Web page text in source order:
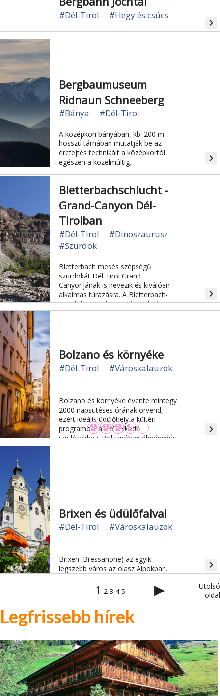
#Dél-Tirol #Hegy és csúcs
navigate_next
Bergbaumuseum
Ridnaun Schneeberg
#Bánya #Dél-Tirol
A középkori bányában, kb. 200 m
hosszú tárnában mutatják be az
ércfejtés technikáit a középkortól
egészen a közelmúltig.
navigate_next
Bletterbachschlucht -
Grand-Canyon Dél-
Tirolban
#Dél-Tirol
#Dinoszaurusz
#Szurdok
Bletterbach mesés szépségű
szurdokát Dél-Tirol Grand
Canyonjának is nevezik és kiválóan
alkalmas túrázásra. A Bletterbach-
szurdok 2009 óta a világörökség
része.
navigate_next
Bolzano és környéke
#Dél-Tirol #Városkalauzok
Bolzano és környéke évente mintegy
2000 napsütéses órának örvend,
ezért ideális üdülőhely a kültéri
programokban bővelkedő
üdülésekhez. Bolzanóban élménydús
vakáció várja a családokat: Ötzi, hegyi
navigate_next
Brixen és üdülőfalvai
#Dél-Tirol #Városkalauzok
Brixen (Bressanone) az egyik
legszebb város az olasz Alpokban.
navigate_next
1 2 3 4 5 ▶
Utolsó
oldal
Legfrissebb hírek